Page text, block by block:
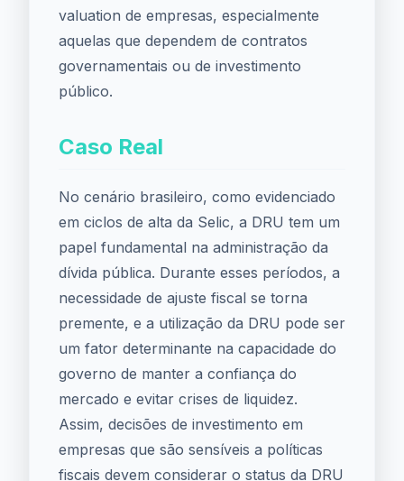
valuation de empresas, especialmente
aquelas que dependem de contratos
governamentais ou de investimento
público.
Caso Real
No cenário brasileiro, como evidenciado
em ciclos de alta da Selic, a DRU tem um
papel fundamental na administração da
dívida pública. Durante esses períodos, a
necessidade de ajuste fiscal se torna
premente, e a utilização da DRU pode ser
um fator determinante na capacidade do
governo de manter a confiança do
mercado e evitar crises de liquidez.
Assim, decisões de investimento em
empresas que são sensíveis a políticas
fiscais devem considerar o status da DRU